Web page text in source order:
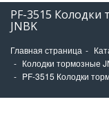
PF-3515 Колодки
JNBK
Главная страница
Колодки тормозные
PF-3515 Колодки